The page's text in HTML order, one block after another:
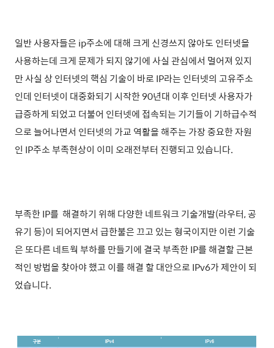
일반 사용자들은 ip주소에 대해 크게 신경쓰지 않아도 인터넷을
사용하는데 크게 문제가 되지 않기에 사실 관심에서 멀어져 있지
만 사실 상 인터넷의 핵심 기술이 바로 IP라는 인터넷의 고유주소
인데 인터넷이 대중화되기 시작한 90년대 이후 인터넷 사용자가
급증하게 되었고 더불어 인터넷에 접속되는 기기들이 기하급수적
으로 늘어나면서 인터넷의 가교 역활을 해주는 가장 중요한 자원
인 IP주소 부족현상이 이미 오래전부터 진행되고 있습니다.
부족한 IP를 해결하기 위해 다양한 네트워크 기술개발(라우터, 공
유기 등)이 되어지면서 급한불은 끄고 있는 형국이지만 이런 기술
은 또다른 네트웍 부하를 만들기에 결국 부족한 IP를 해결할 근본
적인 방법을 찾아야 했고 이를 해결 할 대안으로 IPv6가 제안이 되
었습니다.